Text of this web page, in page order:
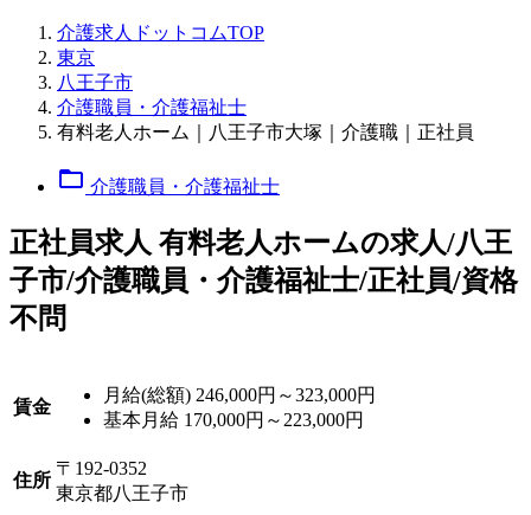
介護求人ドットコムTOP
東京
八王子市
介護職員・介護福祉士
有料老人ホーム｜八王子市大塚｜介護職｜正社員
folder_open 介護職員・介護福祉士
正社員求人 有料老人ホームの求人/八王
子市/介護職員・介護福祉士/正社員/資格
不問
賃金
月給(総額) 246,000円～323,000円
基本月給 170,000円～223,000円
住所
〒192-0352
東京都八王子市